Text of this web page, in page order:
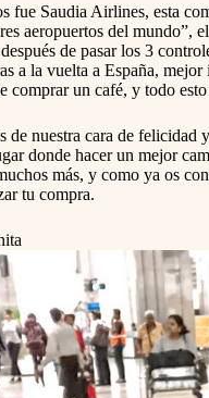
fue Saudia Airlines, esta
aeropuertos del mundo”,
de pasar los 3
a la vuelta a España,
comprar un café, y todo
de nuestra cara de
donde hacer un mejor
más, y como ya os
tu compra.